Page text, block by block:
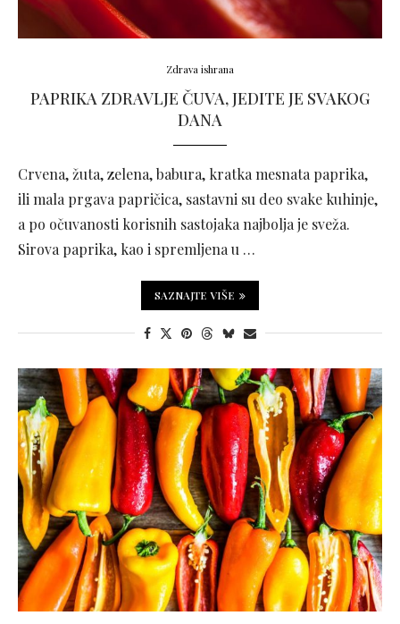
Zdrava ishrana
PAPRIKA ZDRAVLJE ČUVA, JEDITE JE SVAKOG
DANA
Crvena, žuta, zelena, babura, kratka mesnata paprika,
ili mala prgava papričica, sastavni su deo svake kuhinje,
a po očuvanosti korisnih sastojaka najbolja je sveža.
Sirova paprika, kao i spremljena u …
SAZNAJTE VIŠE